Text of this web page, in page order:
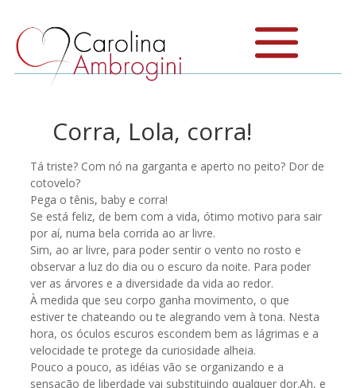
Corra, Lola, corra!
Tá triste? Com nó na garganta e aperto no peito? Dor de
cotovelo?
Pega o tênis, baby e corra!
Se está feliz, de bem com a vida, ótimo motivo para sair
por aí, numa bela corrida ao ar livre.
Sim, ao ar livre, para poder sentir o vento no rosto e
observar a luz do dia ou o escuro da noite. Para poder
ver as árvores e a diversidade da vida ao redor.
À medida que seu corpo ganha movimento, o que
estiver te chateando ou te alegrando vem à tona. Nesta
hora, os óculos escuros escondem bem as lágrimas e a
velocidade te protege da curiosidade alheia.
Pouco a pouco, as idéias vão se organizando e a
sensação de liberdade vai substituindo qualquer dor.Ah, e